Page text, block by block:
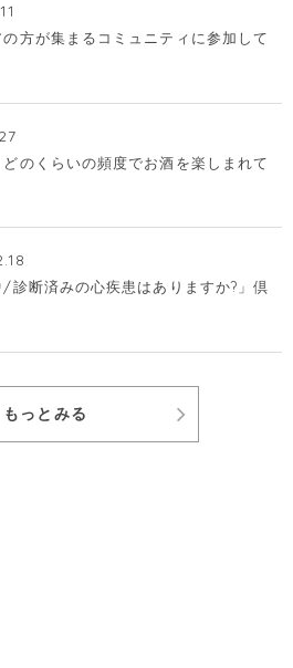
の方が集まるコミュニティに参加して
どのくらいの頻度でお酒を楽しまれて
/診断済みの心疾患はありますか?」倶
もっとみる